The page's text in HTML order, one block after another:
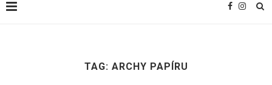
TAG: ARCHY PAPÍRU